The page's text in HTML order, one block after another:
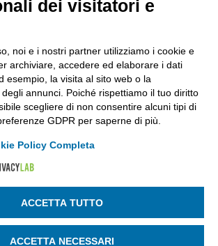
parziale, di qualsiasi informazione o
SEGUICI SU:
dei visitatori e
noi e i nostri partner utilizziamo i cookie e
archiviare, accedere ed elaborare i dati
esempio, la visita al sito web o la
annunci. Poiché rispettiamo il tuo diritto
scegliere di non consentire alcuni tipi di
GDPR per saperne di più.
Policy Completa
ACCETTA TUTTO
ACCETTA NECESSARI